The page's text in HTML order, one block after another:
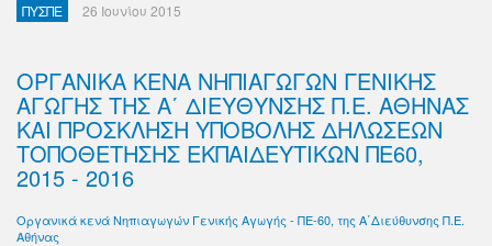
ΠΥΣΠΕ 26 Ιουνίου 2015
ΟΡΓΑΝΙΚΑ ΚΕΝΑ ΝΗΠΙΑΓΩΓΩΝ ΓΕΝΙΚΗΣ
ΑΓΩΓΗΣ ΤΗΣ Α΄ ΔΙΕΥΘΥΝΣΗΣ Π.Ε. ΑΘΗΝΑΣ
ΚΑΙ ΠΡΟΣΚΛΗΣΗ ΥΠΟΒΟΛΗΣ ΔΗΛΩΣΕΩΝ
ΤΟΠΟΘΕΤΗΣΗΣ ΕΚΠΑΙΔΕΥΤΙΚΩΝ ΠΕ60,
2015 - 2016
Οργανικά κενά Νηπιαγωγών Γενικής Αγωγής - ΠΕ-60, της Α΄Διεύθυνσης Π.Ε.
Αθήνας